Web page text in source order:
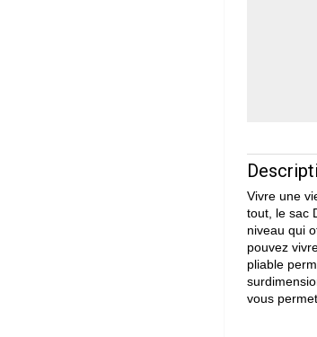
Vivre une
tout, le sac
niveau qui
pouvez
pliable
vous